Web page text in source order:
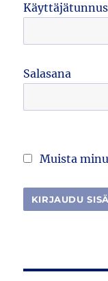
Salasana
Muista